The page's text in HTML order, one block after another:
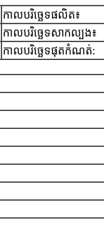
កាលបរិច្ឆេទផលិត៖
កាលបរិច្ឆេទសាកល្បង៖
កាលបរិច្ឆេទ​ផុតកំណត់: